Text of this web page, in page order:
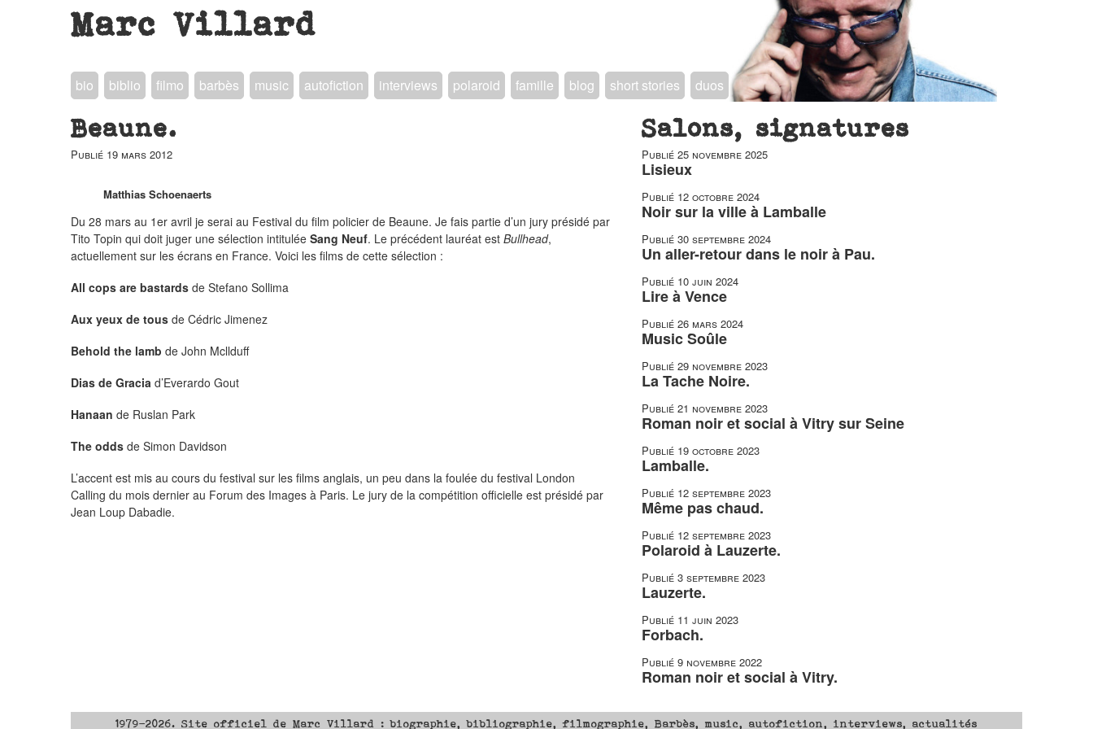
Marc Villard
bio biblio filmo barbès music autofiction interviews polaroid famille blog short stories duos
Beaune.
Publié 19 mars 2012
Matthias Schoenaerts
Du 28 mars au 1er avril je serai au Festival du film policier de Beaune. Je fais partie d’un jury présidé par
Tito Topin qui doit juger une sélection intitulée Sang Neuf. Le précédent lauréat est Bullhead,
actuellement sur les écrans en France. Voici les films de cette sélection :
All cops are bastards de Stefano Sollima
Aux yeux de tous de Cédric Jimenez
Behold the lamb de John Mcllduff
Dias de Gracia d’Everardo Gout
Hanaan de Ruslan Park
The odds de Simon Davidson
L’accent est mis au cours du festival sur les films anglais, un peu dans la foulée du festival London
Calling du mois dernier au Forum des Images à Paris. Le jury de la compétition officielle est présidé par
Jean Loup Dabadie.
Salons, signatures
Publié 25 novembre 2025
Lisieux
Publié 12 octobre 2024
Noir sur la ville à Lamballe
Publié 30 septembre 2024
Un aller-retour dans le noir à Pau.
Publié 10 juin 2024
Lire à Vence
Publié 26 mars 2024
Music Soûle
Publié 29 novembre 2023
La Tache Noire.
Publié 21 novembre 2023
Roman noir et social à Vitry sur Seine
Publié 19 octobre 2023
Lamballe.
Publié 12 septembre 2023
Même pas chaud.
Publié 12 septembre 2023
Polaroid à Lauzerte.
Publié 3 septembre 2023
Lauzerte.
Publié 11 juin 2023
Forbach.
Publié 9 novembre 2022
Roman noir et social à Vitry.
1979-2026. Site officiel de Marc Villard : biographie, bibliographie, filmographie, Barbès, music, autofiction, interviews, actualités